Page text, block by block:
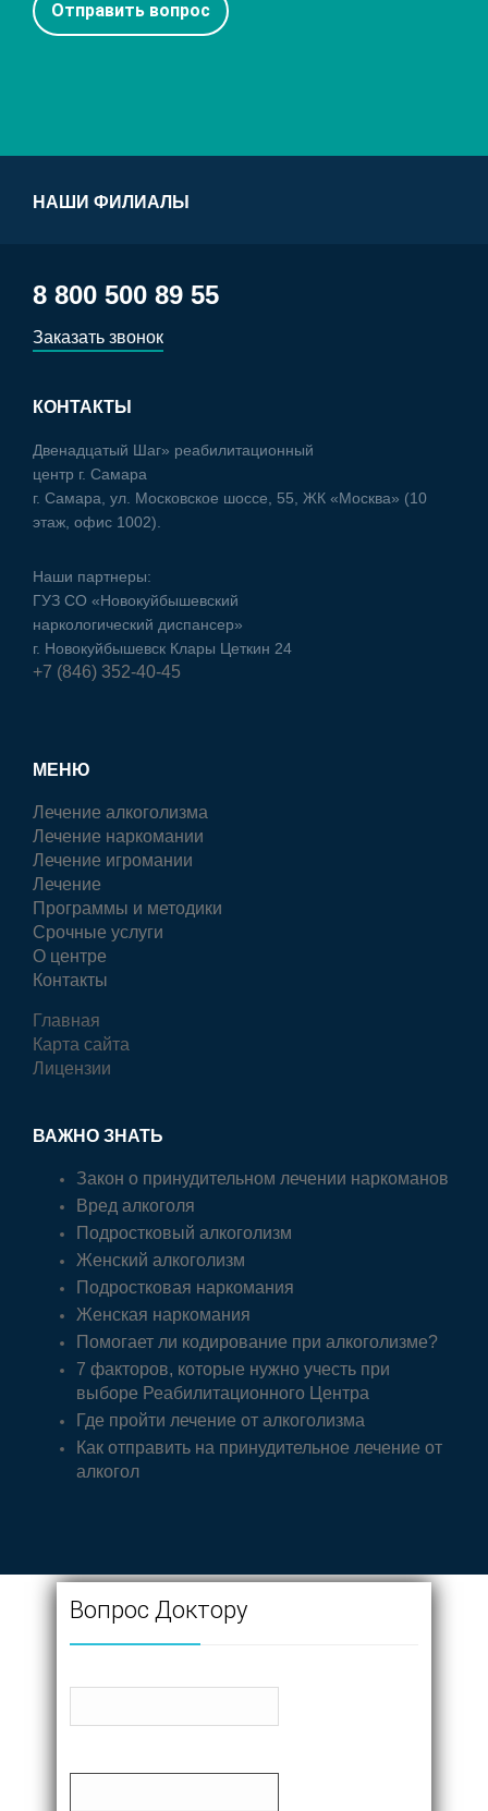
НАШИ ФИЛИАЛЫ
КОНТАКТЫ
Двенадцатый Шаг» реабилитационный
центр г. Самара
г. Самара, ул. Московское шоссе, 55, ЖК «Москва» (10
этаж, офис 1002).
Наши партнеры:
ГУЗ CO «Новокуйбышевский
наркологический диспансер»
г. Новокуйбышевск Клары Цеткин 24
+7 (846) 352-40-45
МЕНЮ
Лечение алкоголизма
Лечение наркомании
Лечение игромании
Лечение
Программы и методики
Срочные услуги
О центре
Контакты
Главная
Карта сайта
Лицензии
ВАЖНО ЗНАТЬ
Закон о принудительном лечении наркоманов
Вред алкоголя
Подростковый алкоголизм
Женский алкоголизм
Подростковая наркомания
Женская наркомания
Помогает ли кодирование при алкоголизме?
7 факторов, которые нужно учесть при
выборе Реабилитационного Центра
Где пройти лечение от алкоголизма
Как отправить на принудительное лечение от
алкогол
8 800 500 89 55
Заказать звонок
Вопрос Доктору